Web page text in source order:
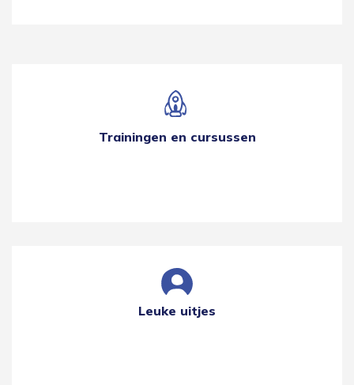
Trainingen en cursussen
Leuke uitjes